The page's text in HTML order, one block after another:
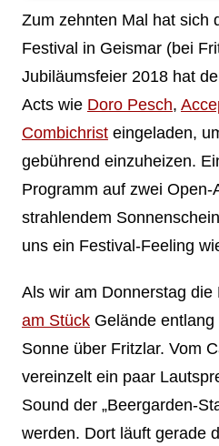
Zum zehnten Mal hat sich
Festival in Geismar (bei
Jubiläumsfeier 2018 hat
Acts wie Doro Pesch,
Combichristeingeladen,
gebührend einzuheizen.
Programm auf zwei Open-
strahlendem
uns ein Festival-Feeling
Als wir am Donnerstag die
am StückGelände entlang
Sonne über Fritzlar. Vom
vereinzelt ein paar
Sound der „Beergarden-
werden. Dort läuft gerade